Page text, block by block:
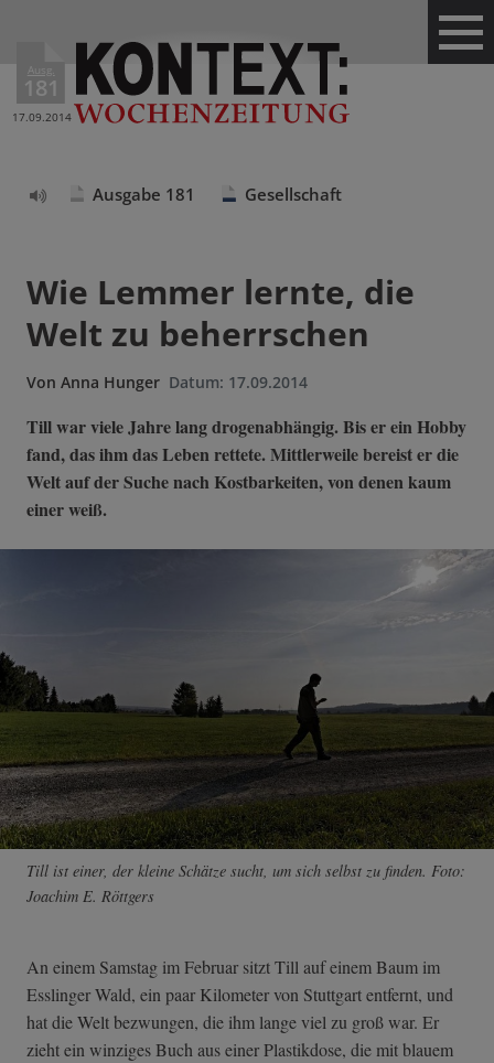
Ausg.
181
17.09.2014
Ausgabe 181 Gesellschaft
Wie Lemmer lernte, die
Welt zu beherrschen
Von Anna Hunger Datum: 17.09.2014
Till war viele Jahre lang drogenabhängig. Bis er ein Hobby
fand, das ihm das Leben rettete. Mittlerweile bereist er die
Welt auf der Suche nach Kostbarkeiten, von denen kaum
einer weiß.
Till ist einer, der kleine Schätze sucht, um sich selbst zu finden. Foto:
Joachim E. Röttgers
An einem Samstag im Februar sitzt Till auf einem Baum im
Esslinger Wald, ein paar Kilometer von Stuttgart entfernt, und
hat die Welt bezwungen, die ihm lange viel zu groß war. Er
zieht ein winziges Buch aus einer Plastikdose, die mit blauem